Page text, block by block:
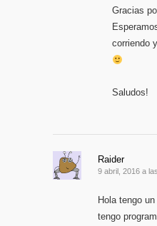
Gracias
corriendo
Saludos!
Raider
9 abril, 2016 a
Hola tengo
tengo